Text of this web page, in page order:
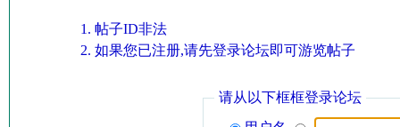
帖子ID非法
如果您已注册,请先登录论坛即可游览帖子
请从以下框框登录论坛